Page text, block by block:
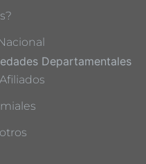
Departamentales